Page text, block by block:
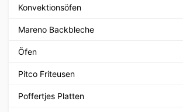
Konvektionsöfen
Mareno Backbleche
Öfen
Pitco Friteusen
Poffertjes Platten